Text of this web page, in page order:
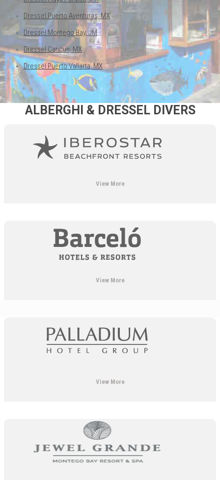
Dressel Puerto Aventuras, MX
Dressel Montego Bay, JM
Dressel Cancun, MX
Dressel Puerto Vallarta, MX
ALBERGHI & DRESSEL DIVERS
View More
View More
View More